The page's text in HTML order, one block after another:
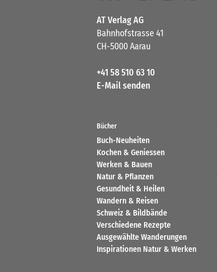
AT Verlag AG
Bahnhofstrasse 41
CH-5000 Aarau
+41 58 510 63 10
E-Mail senden
Bücher
Buch-Neuheiten
Kochen & Geniessen
Werken & Bauen
Natur & Pflanzen
Gesundheit & Heilen
Wandern & Reisen
Schweiz & Bildbände
Verschiedene Rezepte
Ausgewählte Wanderungen
Inspirationen Natur & Werken